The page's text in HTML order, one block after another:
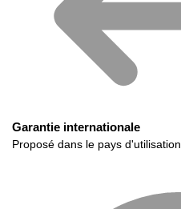
Garantie internationale
Proposé dans le pays d'utilisation